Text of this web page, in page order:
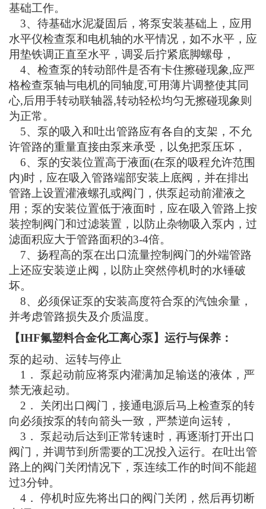
基础工作。
3、待基础水泥凝固后，将泵安装基础上，应用
水平仪检查泵和电机轴的水平情况，如不水平，应
用垫铁调正直至水平，调妥后拧紧底脚螺母，
4、检查泵的转动部件是否有卡住擦碰现象,应严
格检查泵轴与电机的同轴度,可用薄片调整使其同
心,后用手转动联轴器,转动轻松均匀无擦碰现象则
为正常。
5、泵的吸入和吐出管路应有各自的支架，不允
许管路的重量直接由泵来承受，以免把泵压坏，
6、泵的安装位置高于液面(在泵的吸程允许范围
内)时，应在吸入管路端部安装上底阀，并在排出
管路上设置灌液螺孔或阀门，供泵起动前灌液之
用；泵的安装位置低于液面时，应在吸入管路上按
装控制阀门和过滤装置，以防止杂物吸入泵内，过
滤面积应大于管路面积的3-4倍。
7、扬程高的泵在出口流量控制阀门的外端管路
上还应安装逆止阀，以防止突然停机时的水锤破
坏。
8、必须保证泵的安装高度符合泵的汽蚀余量，
并考虑管路损失及介质温度。
【IHF氟塑料合金化工离心泵】运行与保养：
泵的起动、运转与停止
1． 泵起动前应将泵内灌满加足输送的液体，严
禁无液起动。
2． 关闭出口阀门，接通电源后马上检查泵的转
向必须按泵的转向箭头一致，严禁逆向运转，
3． 泵起动后达到正常转速时，再逐渐打开出口
阀门，并调节到所需要的工况投入运行。在吐出管
路上的阀门关闭情况下，泵连续工作的时间不能超
过3分钟。
4． 停机时应先将出口的阀门关闭，然后再切断